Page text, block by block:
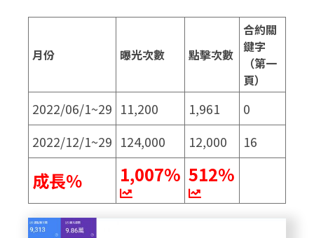
月份 曝光次數 點擊次數
合約關
鍵字
（第一
頁）
2022/06/1~29 11,200 1,961
0
2022/12/1~29 124,000 12,000 16
成長％ 1,007% 512%